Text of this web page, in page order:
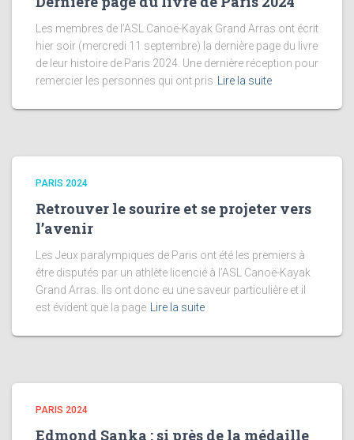
Les membres de l’ASL Canoë-Kayak Grand Arras ont écrit
hier soir (mercredi 11 septembre) la dernière page du livre
de leur histoire de Paris 2024. Une dernière réception pour
remercier les personnes qui ont pris
Lire la suite
PARIS 2024
Retrouver le sourire et se projeter vers
l’avenir
Les Jeux paralympiques de Paris ont été les premiers à
être disputés par un athlète licencié à l’ASL Canoë-Kayak
Grand Arras. Ils ont donc eu une saveur particulière et il
est évident que la page
Lire la suite
PARIS 2024
Edmond Sanka : si près de la médaille